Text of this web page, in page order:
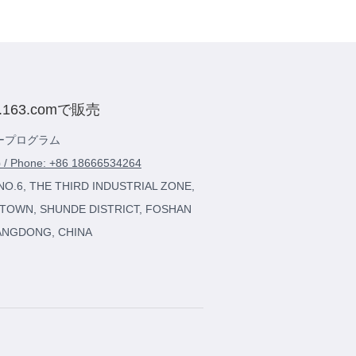
で販売
プログラム
/ Phone: +86 18666534264
THE THIRD INDUSTRIAL ZONE,
SHUNDE DISTRICT, FOSHAN
CHINA